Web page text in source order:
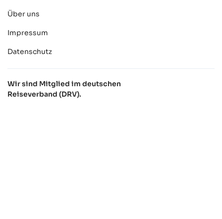
Über uns
Impressum
Datenschutz
Wir sind Mitglied im deutschen
Reiseverband (DRV).